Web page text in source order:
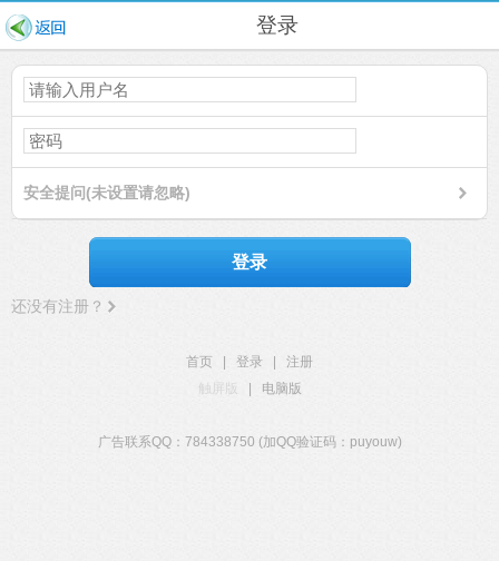
登录
安全提问(未设置请忽略)
登录
还没有注册？
首页 登录
注册
触屏版
电脑版
广告联系QQ：784338750 (加QQ验证码：puyouw)